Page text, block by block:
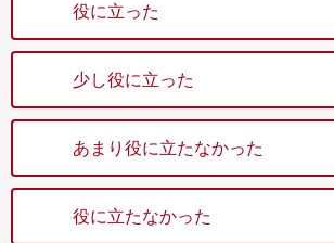
役に立った
少し役に立った
あまり役に立たなかった
役に立たなかった